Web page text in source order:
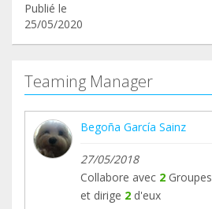
Publié le
25/05/2020
Teaming Manager
Begoña García Sainz
27/05/2018
Collabore avec 2 Groupes
et dirige 2 d'eux